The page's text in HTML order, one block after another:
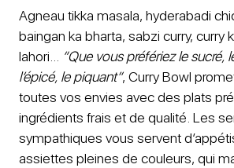
Agneau tikka masala, hyderabadi
baingan ka bharta, sabzi curry, curry
lahori… “Que vous préfériez le sucré,
l’épicé, le piquant”, Curry Bowl
toutes vos envies avec des plats
ingrédients frais et de qualité. Les
sympathiques vous servent
assiettes pleines de couleurs, qui